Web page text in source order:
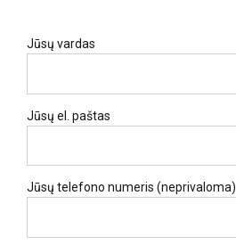
Jūsų vardas
Jūsų el. paštas
Jūsų telefono numeris (neprivaloma)